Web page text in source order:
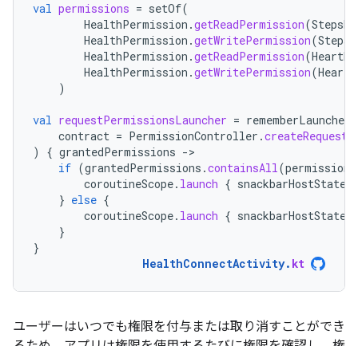
val permissions = setOf(
HealthPermission .getReadPermission(
HealthPermission .getWritePermission(
HealthPermission .getReadPermission(
HealthPermission .getWritePermission(
)
val requestPermissionsLauncher =
contract = PermissionController .
)
{ grantedPermissions -
if (grantedPermissions .containsAll(permissions
coroutineScope. launch { snackbarHostState
} else {
coroutineScope. launch { snackbarHostState
}
}
HealthConnectActivity. kt
ユーザーはいつでも権限を付与または取り消すことができ